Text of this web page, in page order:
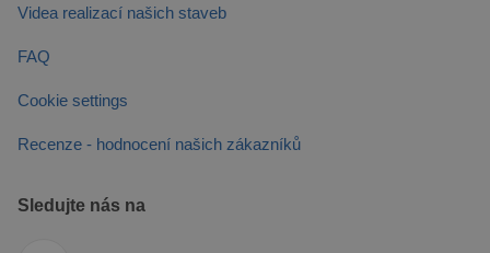
Videa realizací našich staveb
FAQ
Cookie settings
Recenze - hodnocení našich zákazníků
Sledujte nás na